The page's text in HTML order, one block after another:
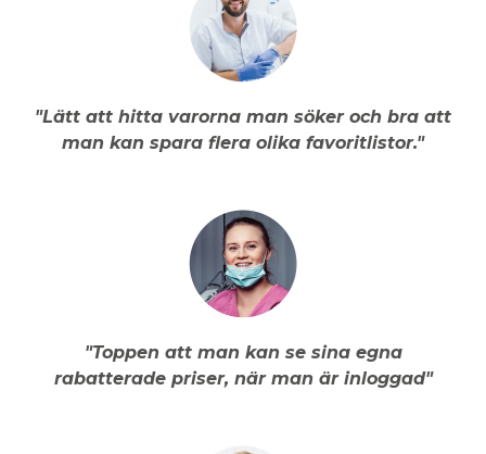
"Lätt att hitta varorna man söker och bra att
man kan spara flera olika favoritlistor."
"Toppen att man kan se sina egna
rabatterade priser, när man är inloggad"